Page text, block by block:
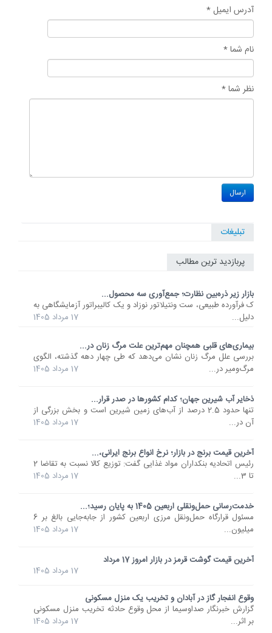
آدرس ایمیل *
نام شما *
نظر شما *
تبلیغات
پربازدید ترین مطالب
بازار زیر ذره‌بین نظارت؛ جمع‌آوری سه محصول...
ک فرآورده طبیعی، ست ونتیلاتور نوزاد و یک کالیبراتور آزمایشگاهی به
دلیل...
17 مرداد 1405
بیماری‌های قلبی همچنان مهم‌ترین علت مرگ زنان در...
بررسی علل مرگ زنان نشان می‌دهد که طی چهار دهه گذشته، الگوی
مرگ‌ومیر در...
17 مرداد 1405
ذخایر آب شیرین جهان؛ کدام کشورها در صدر قرار...
تنها حدود 2.5 درصد از آب‌های زمین شیرین است و بخش بزرگی از
آن در...
17 مرداد 1405
آخرین قیمت برنج در بازار؛ نرخ انواع برنج ایرانی،...
رئیس اتحادیه بنکداران مواد غذایی گفت: توزیع کالا نسبت به تقاضا 2
تا 3...
17 مرداد 1405
خدمت‌رسانی حمل‌ونقلی اربعین 1405 به پایان رسید؛...
مسئول قرارگاه حمل‌ونقل مرزی اربعین کشور از جابه‌جایی بالغ بر 6
میلیون...
17 مرداد 1405
آخرین قیمت گوشت قرمز در بازار امروز 17 مرداد
17 مرداد 1405
وقوع انفجار گاز در آبادان و تخریب یک منزل مسکونی
گزارش خبرنگار صداوسیما از محل وقوع حادثه‌ تخریب منزل مسکونی
بر اثر...
17 مرداد 1405